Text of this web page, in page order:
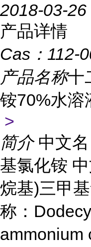
2018-03-26
产品详情
Cas： 112-
产品名称十
铵70%水溶
>
简介 中文
基氯化铵
烷基)三甲
称：
ammonium